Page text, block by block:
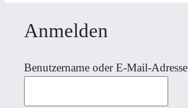
Anmelden
Benutzername oder E-Mail-Adresse